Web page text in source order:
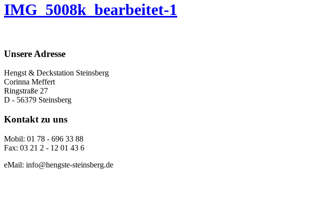
IMG_5008k_bearbeitet-1
Unsere Adresse
Hengst & Deckstation Steinsberg
Corinna Meffert
Ringstraße 27
D - 56379 Steinsberg
Kontakt zu uns
Mobil: 01 78 - 696 33 88
Fax: 03 21 2 - 12 01 43 6
eMail: info@hengste-steinsberg.de